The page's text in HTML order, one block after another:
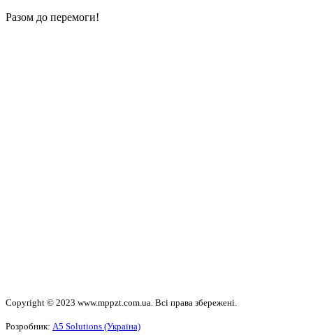
Разом до перемоги!
Copyright © 2023 www.mppzt.com.ua. Всі права збережені.
Розробник: А5 Solutions (Україна)